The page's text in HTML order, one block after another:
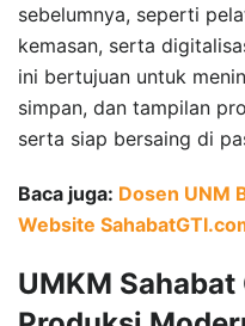
sebelumnya, seperti
kemasan, serta
ini bertujuan untuk
simpan, dan tampilan
serta siap bersaing di
Baca juga: Dosen UNM
Website
UMKM